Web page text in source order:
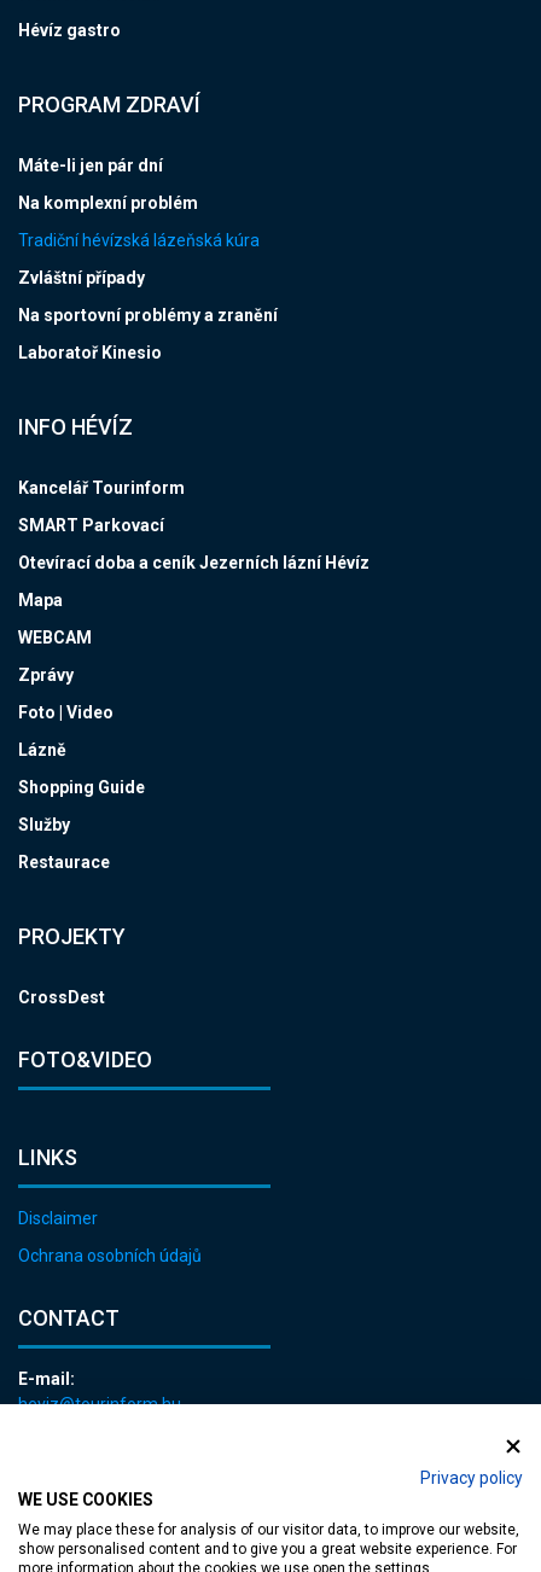
Privacy policy
WE USE COOKIES
We may place these for analysis of our visitor data, to improve our website,
show personalised content and to give you a great website experience. For
more information about the cookies we use open the settings.
Hévíz gastro
PROGRAM ZDRAVÍ
Máte-li jen pár dní
Na komplexní problém
Tradiční hévízská lázeňská kúra
Zvláštní případy
Na sportovní problémy a zranění
Laboratoř Kinesio
INFO HÉVÍZ
Kancelář Tourinform
SMART Parkovací
Otevírací doba a ceník Jezerních lázní Hévíz
Mapa
WEBCAM
Zprávy
Foto | Video
Lázně
Shopping Guide
Služby
Restaurace
PROJEKTY
CrossDest
FOTO&VIDEO
LINKS
Disclaimer
Ochrana osobních údajů
CONTACT
E-mail:
heviz@tourinform.hu